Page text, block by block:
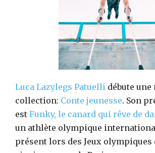
Luca Lazylegs Patuelli débute
collection: Conte jeunesse. Son
est Funky, le canard qui rêve de
un athlète olympique
présent lors des Jeux olympiques